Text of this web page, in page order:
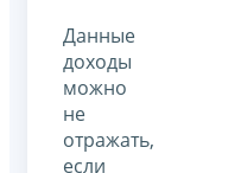
Данные
доходы
можно
не
отражать,
если